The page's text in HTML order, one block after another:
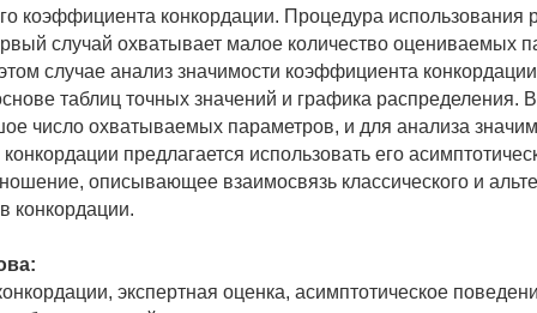
коэффициента конкордации. Процедура использования
случай охватывает малое количество оцениваемых
случае анализ значимости коэффициента
таблиц точных значений и графика распределения.
число охватываемых параметров, и для анализа
предлагается использовать его
описывающее взаимосвязь классического и
конкордации.
экспертная оценка, асимптотическое